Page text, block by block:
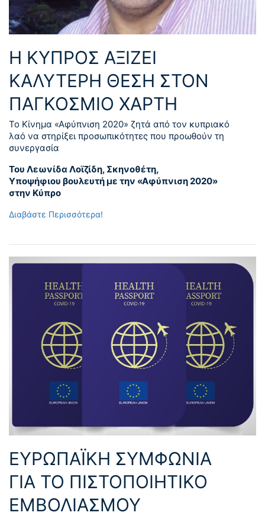
Η ΚΥΠΡΟΣ ΑΞΙΖΕΙ
ΚΑΛΥΤΕΡΗ ΘΕΣΗ ΣΤΟΝ
ΠΑΓΚΟΣΜΙΟ ΧΑΡΤΗ
Το Κίνημα «Αφύπνιση 2020» ζητά από τον κυπριακό
λαό να στηρίξει προσωπικότητες που προωθούν τη
συνεργασία
Του Λεωνίδα Λοϊζίδη, Σκηνοθέτη,
Υποψήφιου βουλευτή με την «Αφύπνιση 2020»
στην Κύπρο
Διαβάστε Περισσότερα!
ΕΥΡΩΠΑΪΚΗ ΣΥΜΦΩΝΙΑ
ΓΙΑ ΤΟ ΠΙΣΤΟΠΟΙΗΤΙΚΟ
ΕΜΒΟΛΙΑΣΜΟΥ